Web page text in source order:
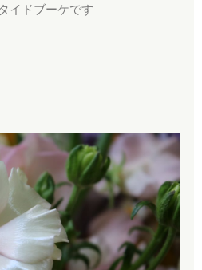
イドブーケです